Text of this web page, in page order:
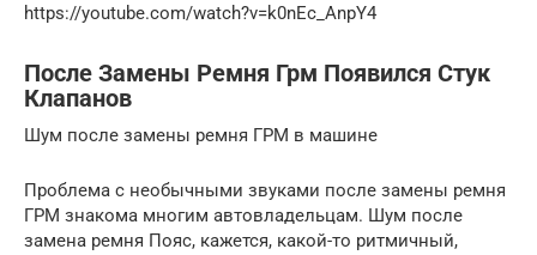
https://youtube.com/watch?v=k0nEc_AnpY4
После Замены Ремня Грм Появился Стук
Клапанов
Шум после замены ремня ГРМ в машине
Проблема с необычными звуками после замены ремня
ГРМ знакома многим автовладельцам. Шум после
замена ремня Пояс, кажется, какой-то ритмичный,